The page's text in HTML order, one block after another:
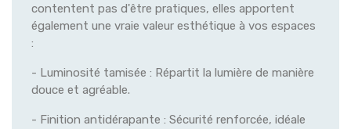
contentent pas d'être pratiques, elles apportent
également une vraie valeur esthétique à vos espaces
:
- Luminosité tamisée : Répartit la lumière de manière
douce et agréable.
- Finition antidérapante : Sécurité renforcée, idéale